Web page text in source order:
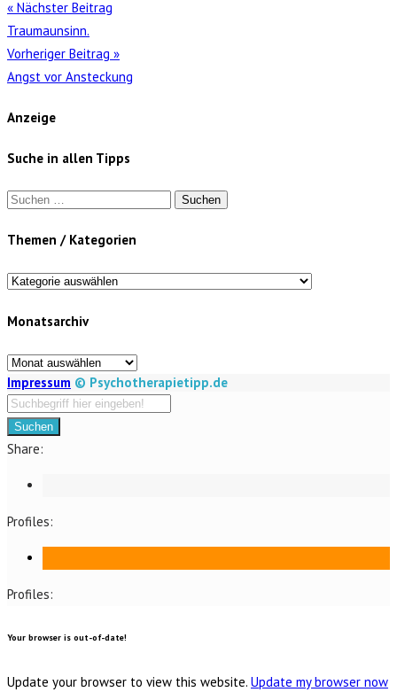
« Nächster Beitrag
Traumaunsinn.
Vorheriger Beitrag »
Angst vor Ansteckung
Anzeige
Suche in allen Tipps
Suchen
Themen / Kategorien
Themen
Kategorien
Monatsarchiv
Monatsarchiv
Impressum © Psychotherapietipp.de
Suchen
Share:
Profiles:
Profiles:
Your browser is out-of-date!
Update your browser to view this website. Update my browser now